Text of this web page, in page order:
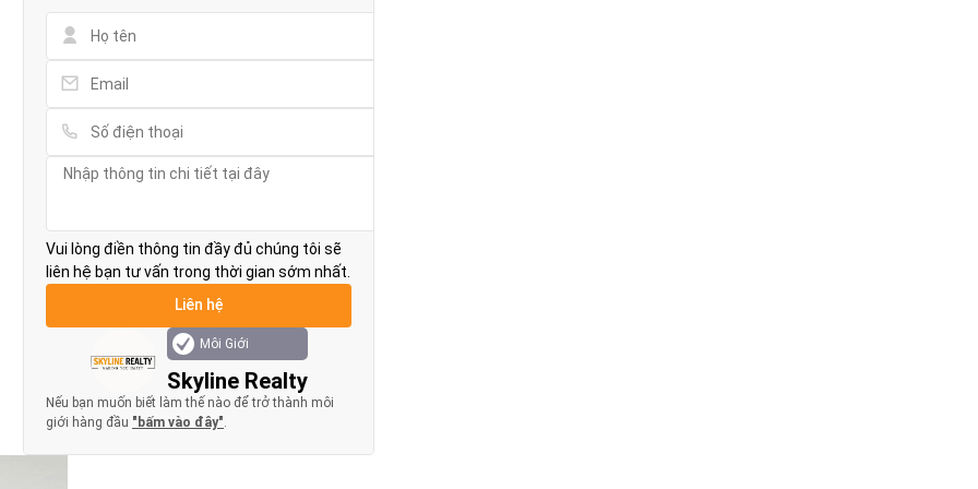
Vui lòng điền thông tin đầy đủ chúng tôi sẽ
liên hệ bạn tư vấn trong thời gian sớm nhất.
Môi Giới
Skyline Realty
Nếu bạn muốn biết làm thế nào để trở thành môi
giới hàng đầu "bấm vào đây"